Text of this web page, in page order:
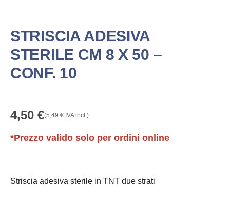
STRISCIA ADESIVA
STERILE CM 8 X 50 –
CONF. 10
4,50 €(5,49 € IVA incl.)
*Prezzo valido solo per ordini online
Striscia adesiva sterile in TNT due strati